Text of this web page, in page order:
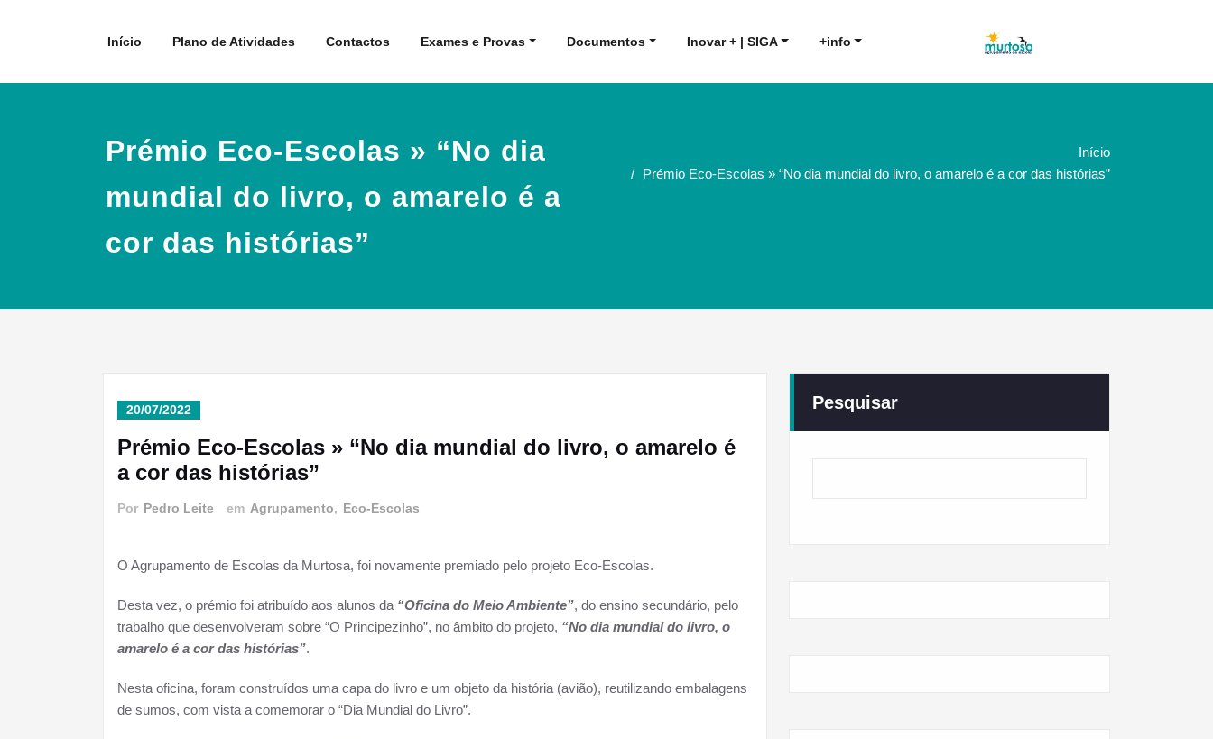
AE Murtosa
Agrupamento de Escolas da
Murtosa
Início Plano de Atividades Contactos Exames e Provas Documentos Inovar + | SIGA +info
Prémio Eco-Escolas » “No dia
mundial do livro, o amarelo é a
cor das histórias”
Início
Prémio Eco-Escolas » “No dia mundial do livro, o amarelo é a cor das histórias”
20/07/2022
Prémio Eco-Escolas » “No dia mundial do livro, o amarelo é
a cor das histórias”
Por Pedro Leite em Agrupamento, Eco-Escolas
O Agrupamento de Escolas da Murtosa, foi novamente premiado pelo projeto Eco-Escolas.
Desta vez, o prémio foi atribuído aos alunos da “Oficina do Meio Ambiente”, do ensino secundário, pelo
trabalho que desenvolveram sobre “O Principezinho”, no âmbito do projeto, “No dia mundial do livro, o
amarelo é a cor das histórias”.
Nesta oficina, foram construídos uma capa do livro e um objeto da história (avião), reutilizando embalagens
de sumos, com vista a comemorar o “Dia Mundial do Livro”.
Pesquisar